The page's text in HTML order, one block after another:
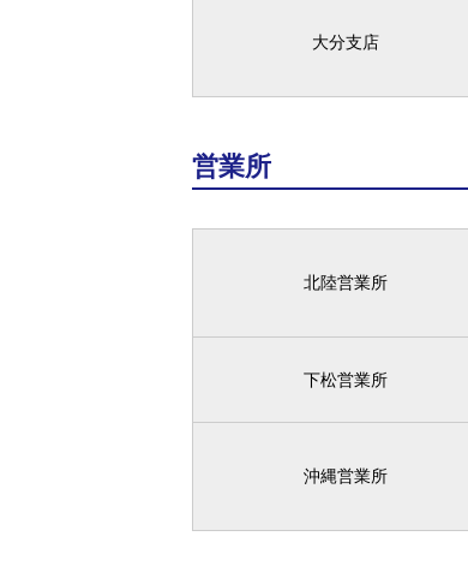
大分支店
営業所
北陸営業所
下松営業所
沖縄営業所